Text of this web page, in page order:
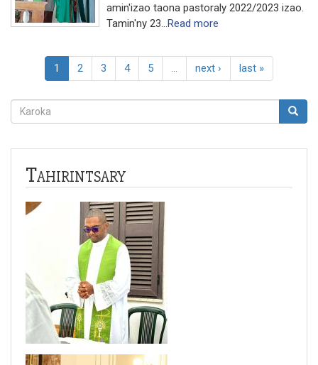
amin'izao taona pastoraly 2022/2023 izao.
Tamin'ny 23...Read more
1 2 3 4 5 … next › last »
Fikarohana
Tahirintsary